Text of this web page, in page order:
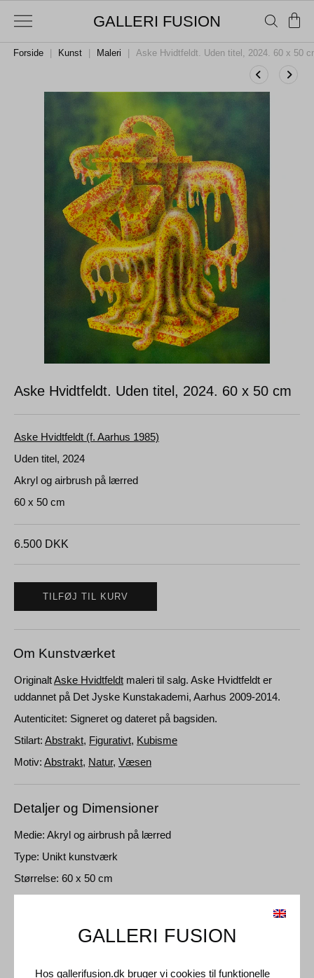
GALLERI FUSION
Forside Kunst Maleri Aske Hvidtfeldt. Uden titel, 2024. 60 x 50
Aske Hvidtfeldt. Uden titel, 2024. 60 x 50 cm
Aske Hvidtfeldt (f. Aarhus 1985)
Uden titel, 2024
Akryl og airbrush på lærred
60 x 50 cm
6.500 DKK
TILFØJ TIL KURV
Om Kunstværket
OriginaltAske Hvidtfeldt maleri til salg. Aske Hvidtfeldt er
uddannet på Det Jyske Kunstakademi, Aarhus 2009-2014.
Autenticitet: Signeret og dateret på bagsiden.
Stilart: Abstrakt, Figurativt, Kubisme
Motiv: Abstrakt, Natur, Væsen
Detaljer og Dimensioner
Medie: Akryl og airbrush på lærred
Type: Unikt kunstværk
Størrelse: 60 x 50 cm
Forsendelse og Retur
Leveringstid: 3-5 hverdage inden for Danmark.
GALLERI FUSION
Hos gallerifusion.dk bruger vi cookies til funktionelle